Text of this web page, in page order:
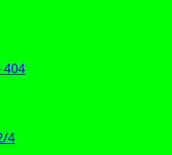
404
4